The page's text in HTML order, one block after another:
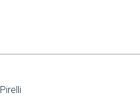
Pirelli